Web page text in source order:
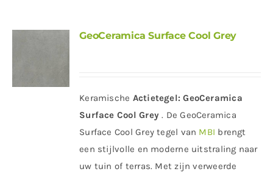
GeoCeramica Surface Cool Grey
Keramische Actietegel: GeoCeramica
Surface Cool Grey. De GeoCeramica
Surface Cool Grey tegel van MBI brengt
een stijlvolle en moderne uitstraling naar
uw tuin of terras. Met zijn verweerde